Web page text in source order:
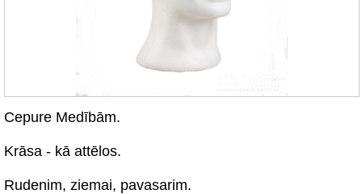
Cepure Medībām.
Krāsa - kā attēlos.
Rudenim, ziemai, pavasarim.